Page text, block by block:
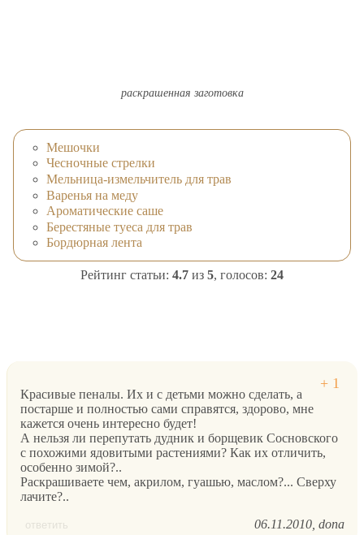
раскрашенная заготовка
Мешочки
Чесночные стрелки
Мельница-измельчитель для трав
Варенья на меду
Ароматические саше
Берестяные туеса для трав
Бордюрная лента
Рейтинг статьи: 4.7 из 5, голосов: 24
Красивые пеналы. Их и с детьми можно сделать, а
постарше и полностью сами справятся, здорово, мне
кажется очень интересно будет!
А нельзя ли перепутать дудник и борщевик Сосновского
с похожими ядовитыми растениями? Как их отличить,
особенно зимой?..
Раскрашиваете чем, акрилом, гуашью, маслом?... Сверху
лачите?..
ответить 06.11.2010 dona